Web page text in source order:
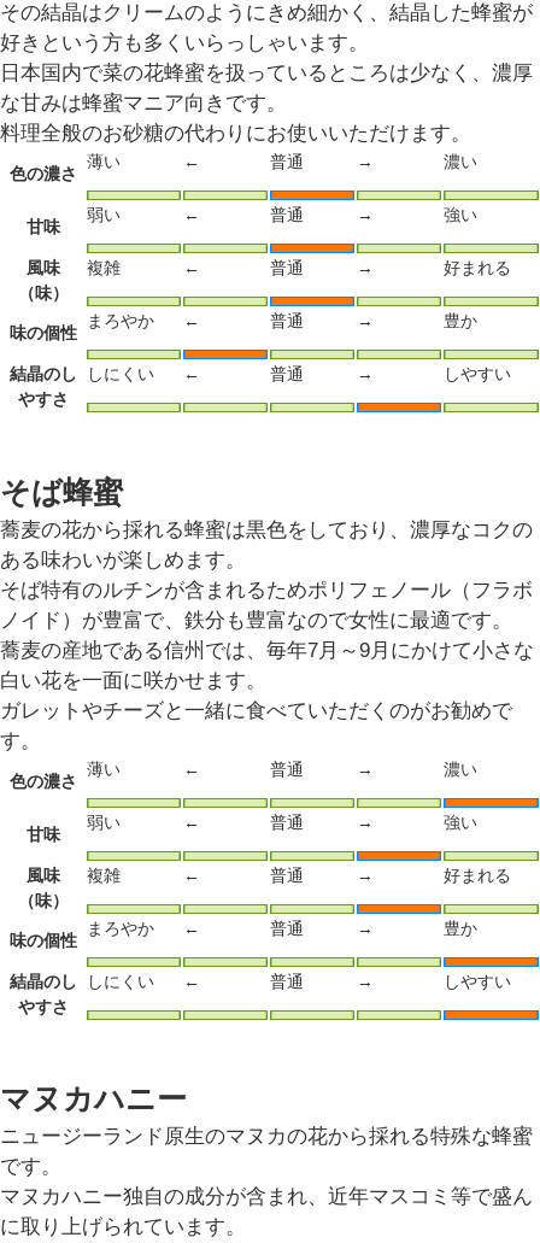
その結晶はクリームのようにきめ細かく、結晶した蜂蜜が
好きという方も多くいらっしゃいます。
日本国内で菜の花蜂蜜を扱っているところは少なく、濃厚
な甘みは蜂蜜マニア向きです。
料理全般のお砂糖の代わりにお使いいただけます。
色の濃さ
薄い ← 普通 → 濃い
甘味
弱い ← 普通 → 強い
風味
（味）
複雑 ← 普通 → 好まれる
味の個性
まろやか ← 普通 → 豊か
結晶のし
やすさ
しにくい ← 普通 → しやすい
そば蜂蜜
蕎麦の花から採れる蜂蜜は黒色をしており、濃厚なコクの
ある味わいが楽しめます。
そば特有のルチンが含まれるためポリフェノール（フラボ
ノイド）が豊富で、鉄分も豊富なので女性に最適です。
蕎麦の産地である信州では、毎年7月～9月にかけて小さな
白い花を一面に咲かせます。
ガレットやチーズと一緒に食べていただくのがお勧めで
す。
色の濃さ
薄い ← 普通 → 濃い
甘味
弱い ← 普通 → 強い
風味
（味）
複雑 ← 普通 → 好まれる
味の個性
まろやか ← 普通 → 豊か
結晶のし
やすさ
しにくい ← 普通 → しやすい
マヌカハニー
ニュージーランド原生のマヌカの花から採れる特殊な蜂蜜
です。
マヌカハニー独自の成分が含まれ、近年マスコミ等で盛ん
に取り上げられています。